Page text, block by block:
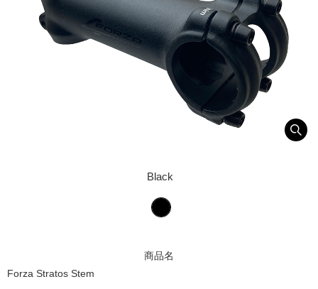
Black
商品名
Forza Stratos Stem